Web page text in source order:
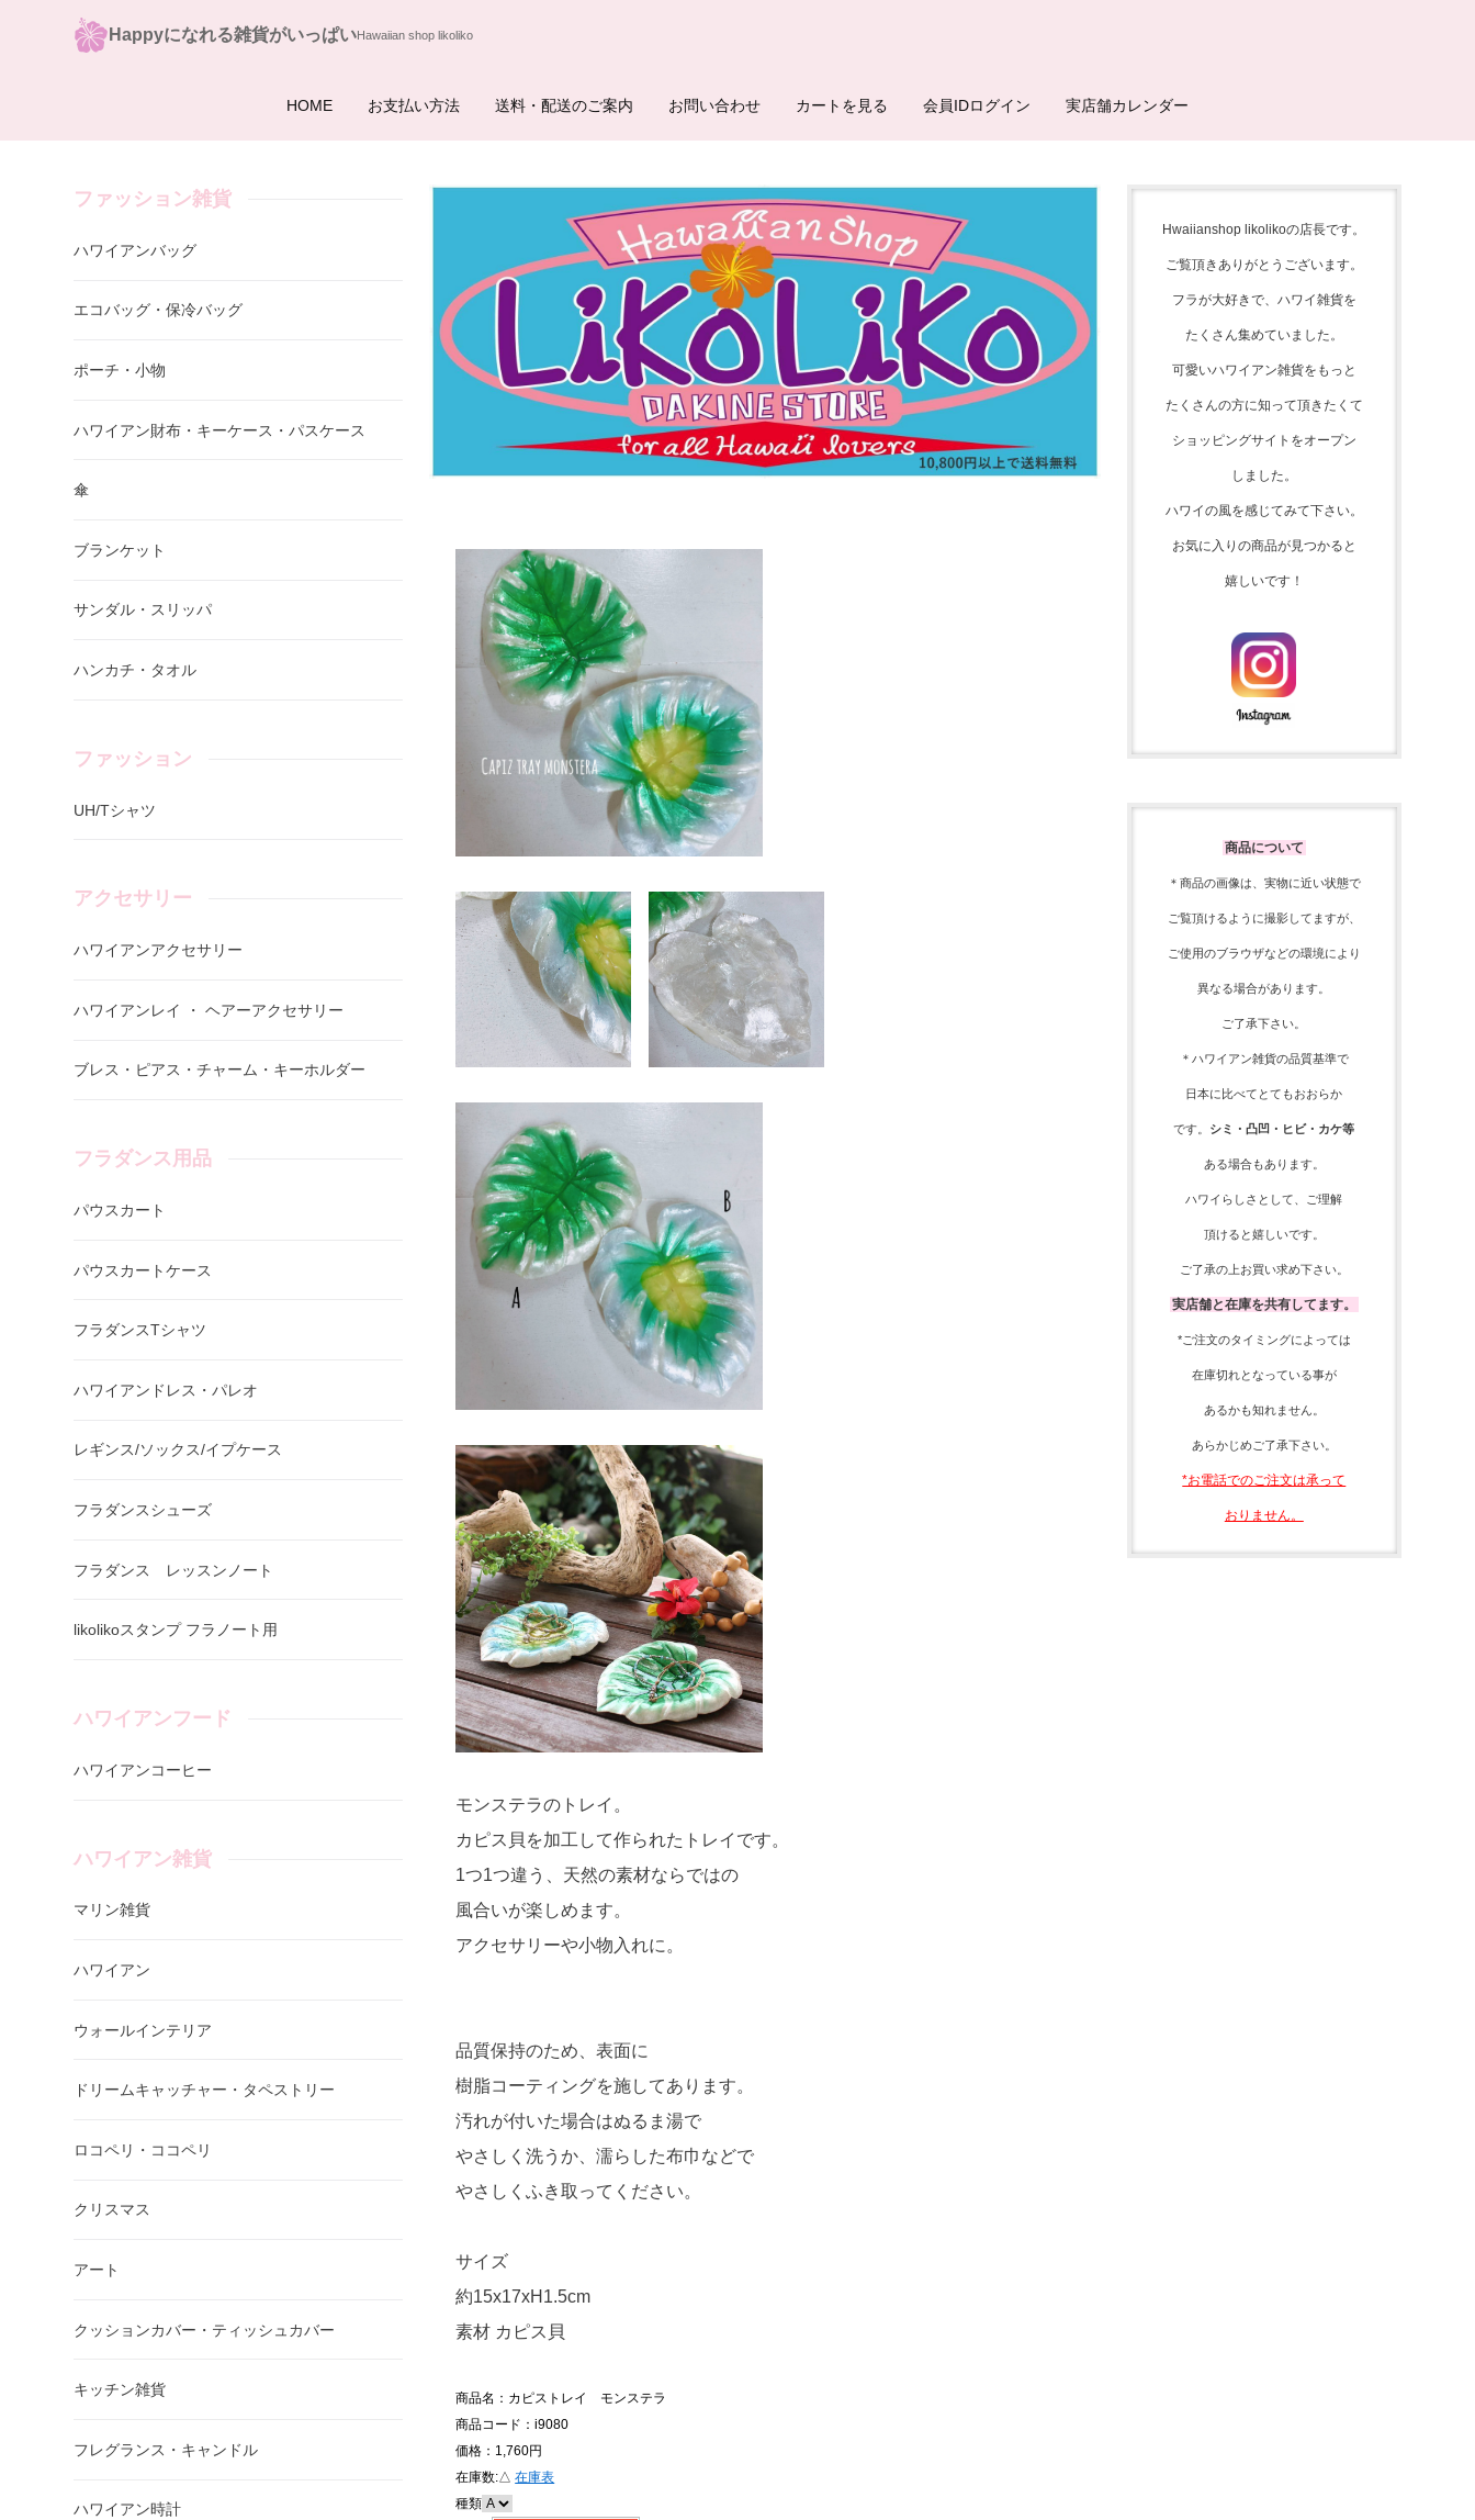
Happyになれる雑貨がいっぱい
HOME お支払い方法 送料・配送のご案内 お問い合わせ カートを見る 会員IDログイン 実店舗カレンダー
モンステラのトレイ。
カピス貝を加工して作られたトレイです。
1つ1つ違う、天然の素材ならではの
風合いが楽しめます。
アクセサリーや小物入れに。
品質保持のため、表面に
樹脂コーティングを施してあります。
汚れが付いた場合はぬるま湯で
やさしく洗うか、濡らした布巾などで
やさしくふき取ってください。
サイズ
約15x17xH1.5cm
素材 カピス貝
商品名：カピストレイ モンステラ
商品コード：i9080
価格：1,760円
在庫数:△ 在庫表
種類
ファッション雑貨
ハワイアンバッグ
エコバッグ・保冷バッグ
ポーチ・小物
ハワイアン財布・キーケース・パスケース
傘
ブランケット
サンダル・スリッパ
ハンカチ・タオル
ファッション
UH/Tシャツ
アクセサリー
ハワイアンアクセサリー
ハワイアンレイ ・ ヘアーアクセサリー
ブレス・ピアス・チャーム・キーホルダー
フラダンス用品
パウスカート
パウスカートケース
フラダンスTシャツ
ハワイアンドレス・パレオ
レギンス/ソックス/イプケース
フラダンスシューズ
フラダンス レッスンノート
likolikoスタンプ フラノート用
ハワイアンフード
ハワイアンコーヒー
ハワイアン雑貨
マリン雑貨
ハワイアン
ウォールインテリア
ドリームキャッチャー・タペストリー
ロコペリ・ココペリ
クリスマス
アート
クッションカバー・ティッシュカバー
キッチン雑貨
フレグランス・キャンドル
ハワイアン時計
Hwaiianshop likolikoの店長です。
ご覧頂きありがとうございます。
フラが大好きで、 ハワイ雑貨を
たくさん集めていました。
可愛いハワイアン雑貨をもっと
たくさんの方に知って頂きたくて
ショッピングサイトをオープン
しました。
ハワイの風を感じてみて下さい。
お気に入りの商品が見つかると
嬉しいです！
商品について
＊商品の画像は、実物に近い状態で
ご覧頂けるように撮影してますが、
ご使用のブラウザなどの環境により
異なる場合があります。
ご了承下さい。
＊ハワイアン雑貨の品質基準で
日本に比べてとてもおおらか
です。 シミ・凸凹・ヒビ・カケ等
ある場合もあります。
ハワイらしさとして、 ご理解
頂ける と嬉しいです。
ご了承の上お買い求め下さい。
実店舗と在庫を共有してます。
*ご注文のタイミングによっては
在庫切れとなっている事が
あるかも知れません。
あらかじめご了承下さい。
*お電話でのご注文は承って
おりません。